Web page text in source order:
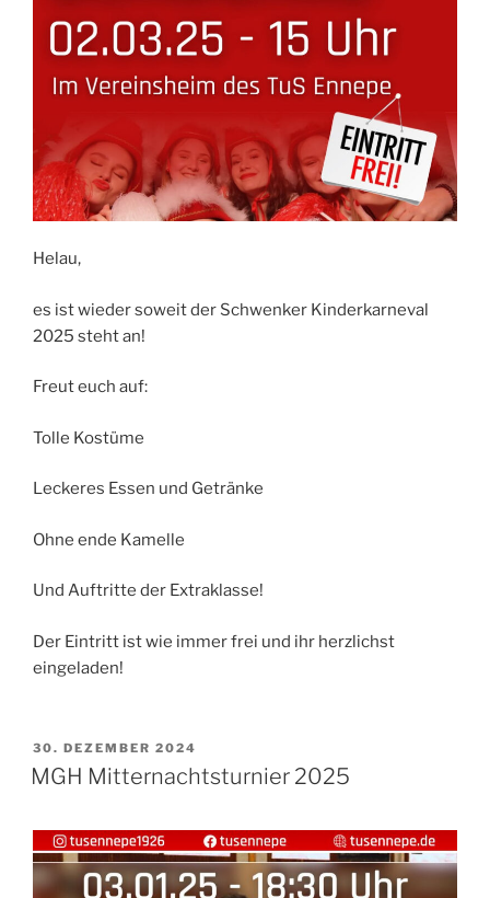
Helau,
es ist wieder soweit der Schwenker Kinderkarneval
2025 steht an!
Freut euch auf:
Tolle Kostüme
Leckeres Essen und Getränke
Ohne ende Kamelle
Und Auftritte der Extraklasse!
Der Eintritt ist wie immer frei und ihr herzlichst
eingeladen!
VERÖFFENTLICHT
AM
30. DEZEMBER 2024
MGH Mitternachtsturnier 2025